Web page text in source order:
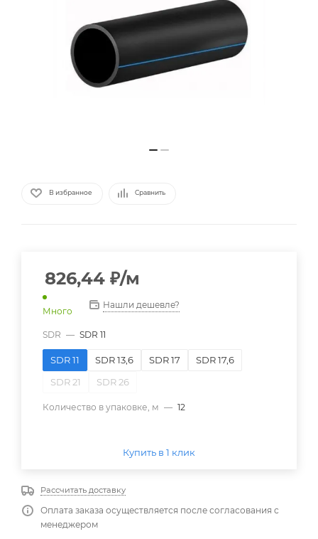
В избранное Сравнить
826,44 ₽/м
Много
Нашли дешевле?
SDR — SDR 11
SDR 11 SDR 13,6 SDR 17
SDR 17,6
SDR 21
SDR 26
Количество в упаковке, м — 12
Купить в 1 клик
Рассчитать доставку
Оплата заказа осуществляется после согласования с
менеджером